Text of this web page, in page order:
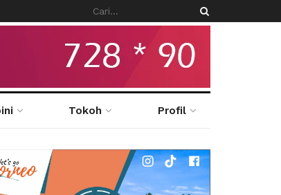
Tokoh Profil